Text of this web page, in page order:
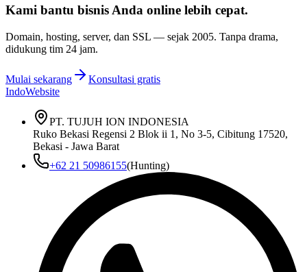
Kami bantu bisnis Anda online lebih cepat.
Domain, hosting, server, dan SSL — sejak 2005. Tanpa drama,
didukung tim 24 jam.
Mulai sekarang
Konsultasi gratis
IndoWebsite
PT. TUJUH ION INDONESIA
Ruko Bekasi Regensi 2 Blok ii 1, No 3-5, Cibitung 17520,
Bekasi - Jawa Barat
+62 21 50986155(Hunting)